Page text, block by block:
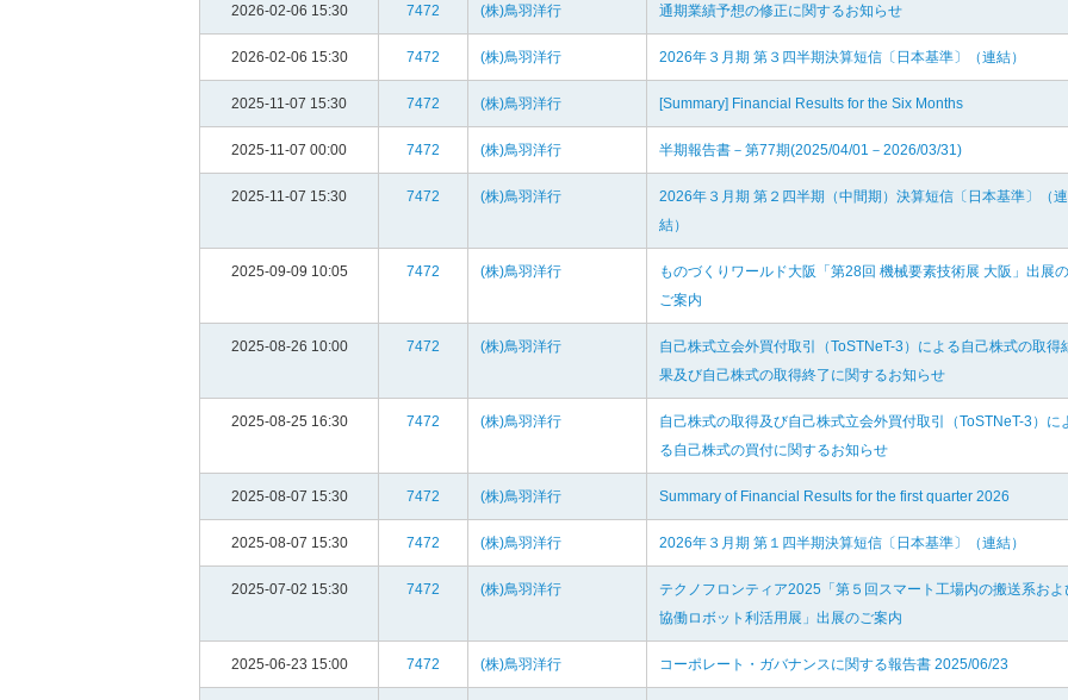
2026-02-06 15:30 7472 (株)鳥羽洋行 通期業績予想の修正に関するお知らせ
2026-02-06 15:30 7472 (株)鳥羽洋行 2026年３月期 第３四半期決算短信〔日本基準〕（連結）
2025-11-07 15:30 7472 (株)鳥羽洋行 [Summary] Financial Results for the Six Months
2025-11-07 00:00 7472 (株)鳥羽洋行 半期報告書－第77期(2025/04/01－2026/03/31)
2025-11-07 15:30 7472 (株)鳥羽洋行
2026年３月期 第２四半期（中間期）決算短信〔日本基準〕（連
結）
2025-09-09 10:05 7472 (株)鳥羽洋行
ものづくりワールド大阪「第28回 機械要素技術展 大阪」出展の
ご案内
2025-08-26 10:00 7472 (株)鳥羽洋行
自己株式立会外買付取引（ToSTNeT-3）による自己株式の取得
果及び自己株式の取得終了に関するお知らせ
2025-08-25 16:30 7472 (株)鳥羽洋行
自己株式の取得及び自己株式立会外買付取引（ToSTNeT-3）に
る自己株式の買付に関するお知らせ
2025-08-07 15:30 7472 (株)鳥羽洋行 Summary of Financial Results for the first quarter 2026
2025-08-07 15:30 7472 (株)鳥羽洋行 2026年３月期 第１四半期決算短信〔日本基準〕（連結）
2025-07-02 15:30 7472 (株)鳥羽洋行
テクノフロンティア2025「第５回スマート工場内の搬送系およ
協働ロボット利活用展」出展のご案内
2025-06-23 15:00 7472 (株)鳥羽洋行 コーポレート・ガバナンスに関する報告書 2025/06/23